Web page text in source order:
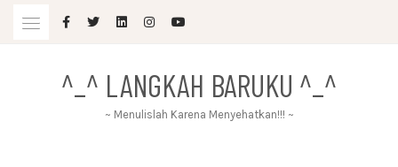
^_^ LANGKAH BARUKU ^_^
~ Menulislah Karena Menyehatkan!!! ~